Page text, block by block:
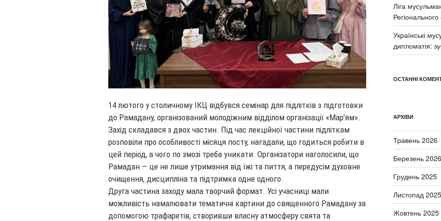
14 лютого у столичному ІКЦ відбувся семінар для підлітків з підготовки
до Рамадану, організований молодіжним відділом організації «Мар’ям».
Захід складався з двох частин. Під час лекційної частини підліткам
розповіли про особливості місяця посту, нагадали, що годиться робити в
цей період, а чого по змозі треба уникати. Організатори наголосили, що
Рамадан — це не лише утримання від їжі та пиття, а передусім духовне
очищення, дисципліна та підтримка одне одного.
Друга частина заходу мала творчий формат. Усі учасниці мали
можливість намалювати тематичні картини до священного Рамадану за
допомогою трафаретів, створивши власну атмосферу свята та
Ліга
Українські
дипломатія:
ОСТАННІ
АРХІВИ
Травень 2026
Березень 2026
Грудень 2025
Листопад 2025
Жовтень 2025